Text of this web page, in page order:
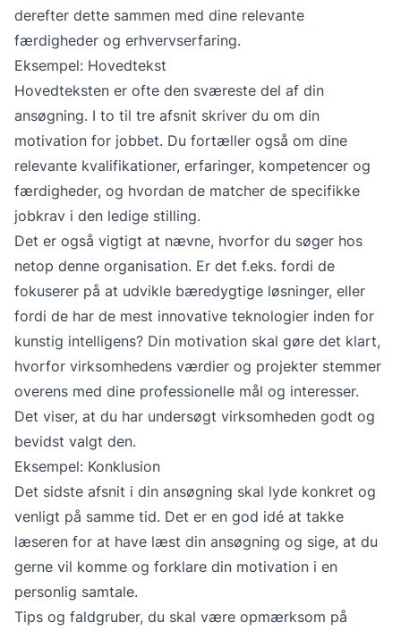
derefter dette sammen med dine relevante
færdigheder og erhvervserfaring.
Eksempel: Hovedtekst
Hovedteksten er ofte den sværeste del af din
ansøgning. I to til tre afsnit skriver du om din
motivation for jobbet. Du fortæller også om dine
relevante kvalifikationer, erfaringer, kompetencer og
færdigheder, og hvordan de matcher de specifikke
jobkrav i den ledige stilling.
Det er også vigtigt at nævne, hvorfor du søger hos
netop denne organisation. Er det f.eks. fordi de
fokuserer på at udvikle bæredygtige løsninger, eller
fordi de har de mest innovative teknologier inden for
kunstig intelligens? Din motivation skal gøre det klart,
hvorfor virksomhedens værdier og projekter stemmer
overens med dine professionelle mål og interesser.
Det viser, at du har undersøgt virksomheden godt og
bevidst valgt den.
Eksempel: Konklusion
Det sidste afsnit i din ansøgning skal lyde konkret og
venligt på samme tid. Det er en god idé at takke
læseren for at have læst din ansøgning og sige, at du
gerne vil komme og forklare din motivation i en
personlig samtale.
Tips og faldgruber, du skal være opmærksom på